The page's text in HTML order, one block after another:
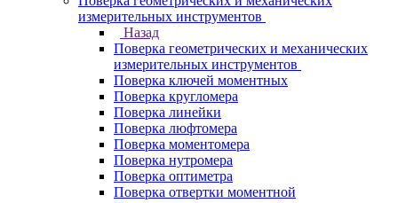
измерительных инструментов
Назад
Поверка геометрических и механических
измерительных инструментов
Поверка ключей моментных
Поверка кругломера
Поверка линейки
Поверка люфтомера
Поверка моментомера
Поверка нутромера
Поверка оптиметра
Поверка отвертки моментной